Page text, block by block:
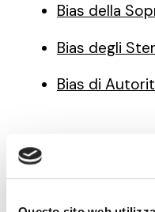
Bias della
Bias degli
Bias di
Note di